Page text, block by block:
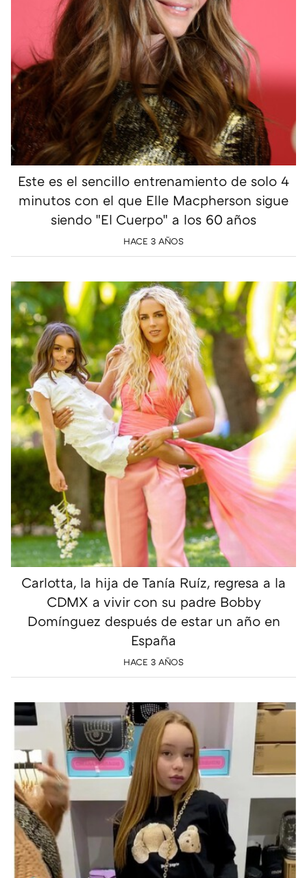
Este es el sencillo entrenamiento de solo 4
minutos con el que Elle Macpherson sigue
siendo "El Cuerpo" a los 60 años
HACE 3 AÑOS
Carlotta, la hija de Tanía Ruíz, regresa a la
CDMX a vivir con su padre Bobby
Domínguez después de estar un año en
España
HACE 3 AÑOS